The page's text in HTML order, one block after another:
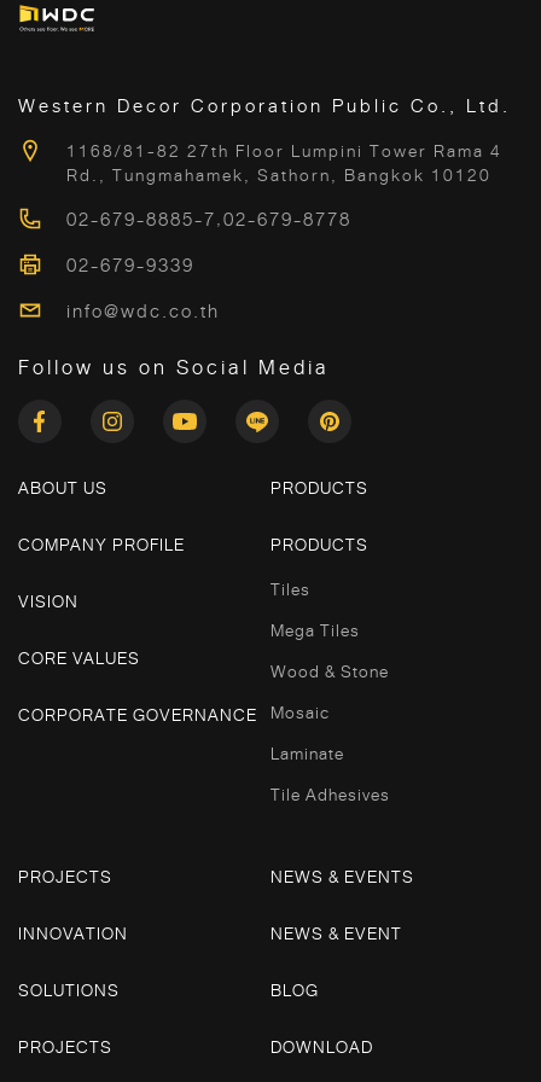
Western Decor Corporation Public Co., Ltd.
1168/81-82 27th Floor Lumpini Tower Rama 4
Rd., Tungmahamek, Sathorn, Bangkok 10120
02-679-8885-7,02-679-8778
02-679-9339
info@wdc.co.th
Follow us on Social Media
ABOUT US
COMPANY PROFILE
VISION
CORE VALUES
CORPORATE GOVERNANCE
PRODUCTS
PRODUCTS
Tiles
Mega Tiles
Wood & Stone
Mosaic
Laminate
Tile Adhesives
PROJECTS
INNOVATION
SOLUTIONS
PROJECTS
NEWS & EVENTS
NEWS & EVENT
BLOG
DOWNLOAD